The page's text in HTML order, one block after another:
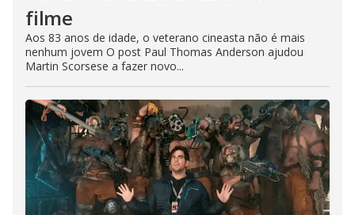
filme
Aos 83 anos de idade, o veterano cineasta não é mais
nenhum jovem O post Paul Thomas Anderson ajudou
Martin Scorsese a fazer novo...